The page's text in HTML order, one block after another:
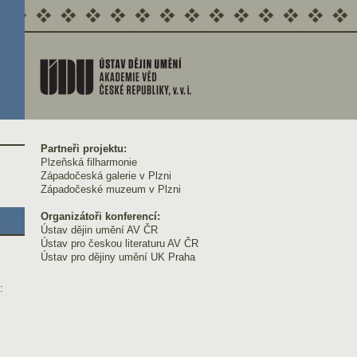
:
Partneři projektu:
Plzeňská filharmonie
Západočeská galerie v Plzni
Západočeské muzeum v Plzni
Organizátoři konferencí:
Ústav dějin umění AV ČR
Ústav pro českou literaturu AV ČR
Ústav pro dějiny umění UK Praha